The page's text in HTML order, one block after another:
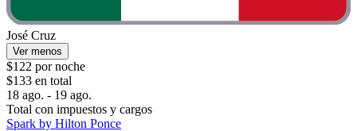
José Cruz
Ver menos
$122 por noche
$133 en total
18 ago. - 19 ago.
Total con impuestos y cargos
Spark by Hilton Ponce